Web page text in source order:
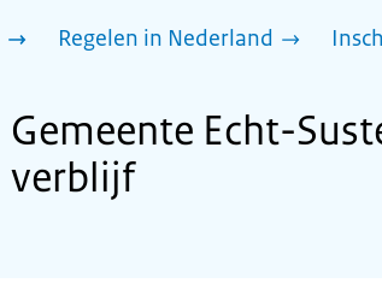
Regelen in Nederland
Gemeente Echt-
verblijf